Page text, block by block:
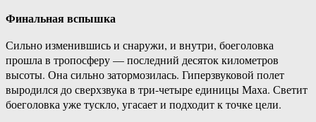
Финальная вспышка
Сильно изменившись и снаружи, и внутри, боеголовка
прошла в тропосферу — последний десяток километров
высоты. Она сильно затормозилась. Гиперзвуковой полет
выродился до сверхзвука в три-четыре единицы Маха. Светит
боеголовка уже тускло, угасает и подходит к точке цели.